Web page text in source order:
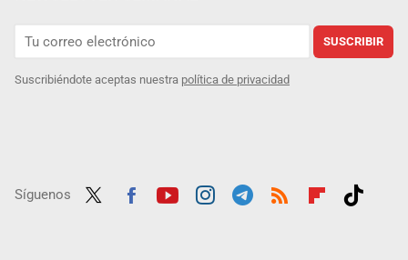
SUSCRIBIR
Suscribiéndote aceptas nuestra política de privacidad
Síguenos